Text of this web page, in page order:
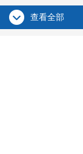
查看全部